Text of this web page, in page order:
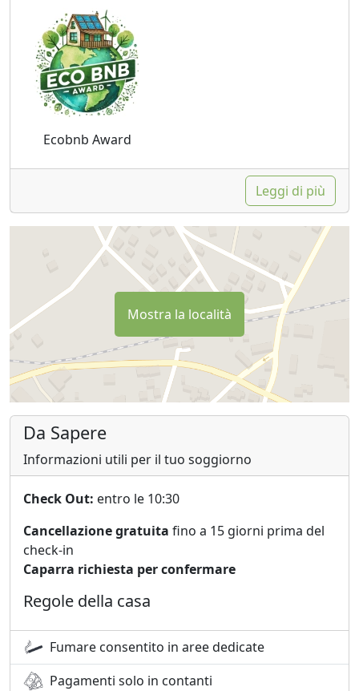
Ecobnb Award
Leggi di più
Mostra la località
Da Sapere
Informazioni utili per il tuo soggiorno
Check Out: entro le 10:30
Cancellazione gratuita fino a 15 giorni prima del
check-in
Caparra richiesta per confermare
Regole della casa
Fumare consentito in aree dedicate
Pagamenti solo in contanti